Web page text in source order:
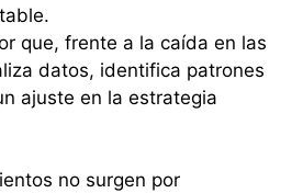
que, frente a la caída en las
datos, identifica patrones
ajuste en la estrategia
no surgen por